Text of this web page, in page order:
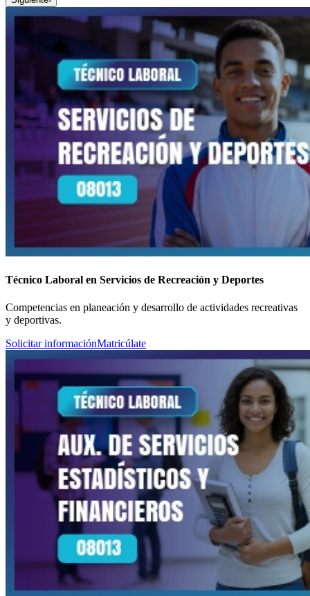
Técnico Laboral en Servicios de Recreación y Deportes
Competencias en planeación y desarrollo de actividades recreativas
y deportivas.
Solicitar informaciónMatricúlate